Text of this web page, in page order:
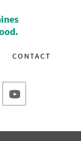
CONTACT